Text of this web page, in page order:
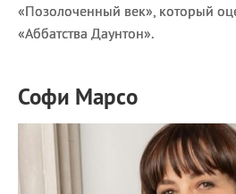
«Позолоченный век», который
«Аббатства Даунтон».
Софи Марсо